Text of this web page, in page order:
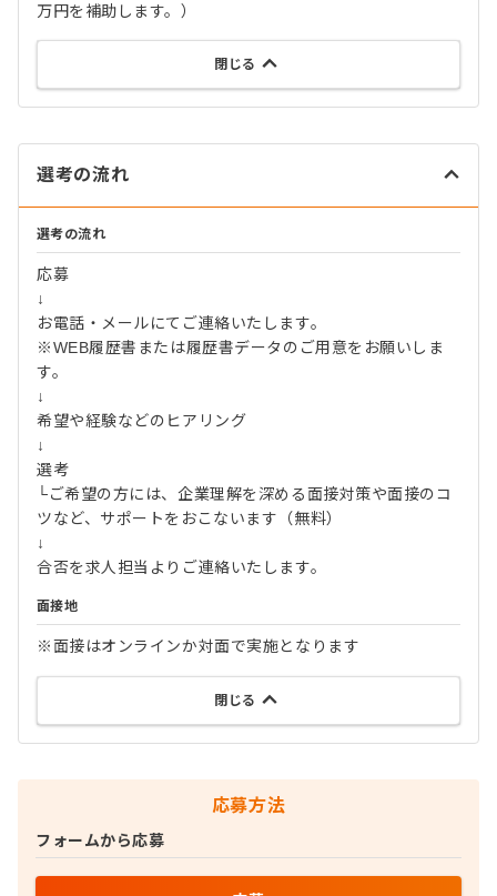
万円を補助します。）
閉じる
選考の流れ
選考の流れ
応募
↓
お電話・メールにてご連絡いたします。
※WEB履歴書または履歴書データのご用意をお願いしま
す。
↓
希望や経験などのヒアリング
↓
選考
└ご希望の方には、企業理解を深める面接対策や面接のコ
ツなど、サポートをおこないます（無料）
↓
合否を求人担当よりご連絡いたします。
面接地
※面接はオンラインか対面で実施となります
閉じる
応募方法
フォームから応募